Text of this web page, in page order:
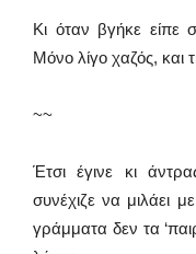
Κι όταν βγήκε είπε
Μόνο λίγο χαζός, και
~~
Έτσι έγινε κι
συνέχιζε να μιλάει
γράμματα δεν τα